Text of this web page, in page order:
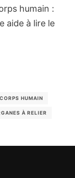
humain :
aide à lire le
HUMAIN
À RELIER